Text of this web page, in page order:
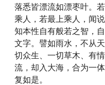
落悉皆漂流如漂枣叶。
乘人，若最上乘人，闻
知本性自有般若之智，
文字。譬如雨水，不从
切众生、一切草木、有
流，却入大海，合为一
复如是。